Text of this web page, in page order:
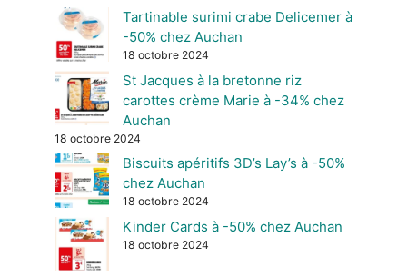
Tartinable surimi crabe Delicemer à
-50% chez Auchan
18 octobre 2024
St Jacques à la bretonne riz
carottes crème Marie à -34% chez
Auchan
18 octobre 2024
Biscuits apéritifs 3D’s Lay’s à -50%
chez Auchan
18 octobre 2024
Kinder Cards à -50% chez Auchan
18 octobre 2024